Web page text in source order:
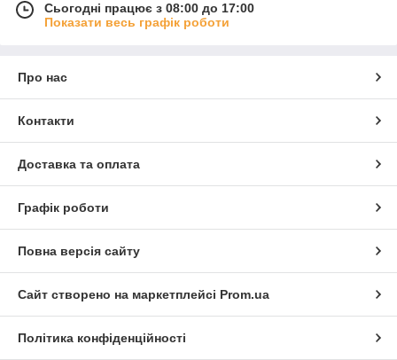
Сьогодні працює з 08:00 до 17:00
Показати весь графік роботи
Про нас
Контакти
Доставка та оплата
Графік роботи
Повна версія сайту
Сайт створено на маркетплейсі Prom.ua
Політика конфіденційності